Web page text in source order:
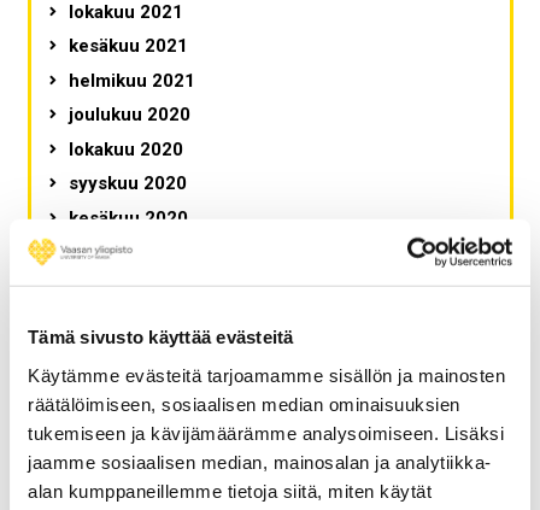
Tämä sivusto käyttää evästeitä
Käytämme evästeitä tarjoamamme sisällön ja mainosten
räätälöimiseen, sosiaalisen median ominaisuuksien
tukemiseen ja kävijämäärämme analysoimiseen. Lisäksi
jaamme sosiaalisen median, mainosalan ja analytiikka-
alan kumppaneillemme tietoja siitä, miten käytät
lokakuu 2021
kesäkuu 2021
helmikuu 2021
joulukuu 2020
lokakuu 2020
syyskuu 2020
kesäkuu 2020
toukokuu 2020
huhtikuu 2020
marraskuu 2019
lokakuu 2019
syyskuu 2019
elokuu 2019